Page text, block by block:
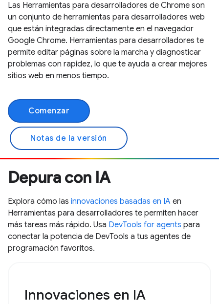
Las Herramientas para desarrolladores de Chrome son
un conjunto de herramientas para desarrolladores web
que están integradas directamente en el navegador
Google Chrome. Herramientas para desarrolladores te
permite editar páginas sobre la marcha y diagnosticar
problemas con rapidez, lo que te ayuda a crear mejores
sitios web en menos tiempo.
Comenzar
Notas de la versión
Depura con IA
Explora cómo las innovaciones basadas en IA en
Herramientas para desarrolladores te permiten hacer
más tareas más rápido. Usa DevTools for agents para
conectar la potencia de DevTools a tus agentes de
programación favoritos.
Innovaciones en IA